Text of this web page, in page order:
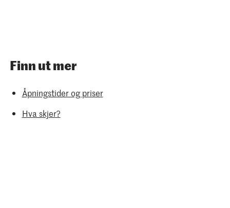
Finn ut mer
Åpningstider og priser
Hva skjer?